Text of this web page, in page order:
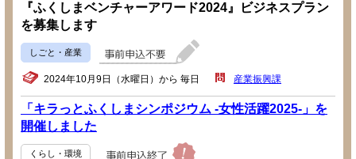
『ふくしまベンチャーアワード2024』ビジネスプラン
を募集します
しごと・産業
2024年10月9日（水曜日）から 毎日 産業振興課
「キラっとふくしまシンポジウム -女性活躍2025-」を
開催しました
くらし・環境